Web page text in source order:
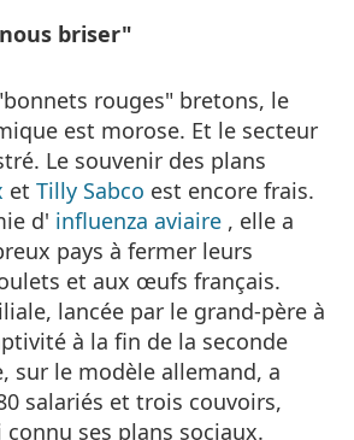
briser"
rouges" bretons, le
est morose. Et le secteur
Le souvenir des plans
et Tilly Sabco est encore frais.
d' influenza aviaire , elle a
pays à fermer leurs
et aux œufs français.
lancée par le grand-père à
à la fin de la seconde
sur le modèle allemand, a
salariés et trois couvoirs,
connu ses plans sociaux.